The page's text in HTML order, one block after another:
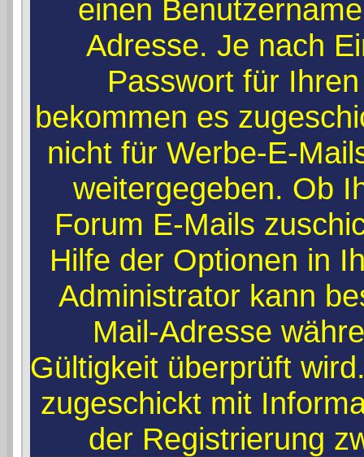
einen
Adresse. Je nach
Passwort für
bekommen es
nicht für Werbe-E-
weitergegeben. Ob
Forum E-Mails
Hilfe der Optionen in
Administrator kann
Mail-Adresse
Gültigkeit überprüft
zugeschickt mit
der Registrierung